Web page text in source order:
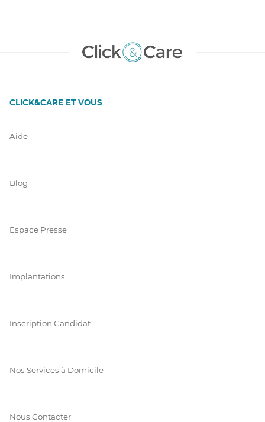
CLICK&CARE ET VOUS
Aide
Blog
Espace Presse
Implantations
Inscription Candidat
Nos Services à Domicile
Nous Contacter